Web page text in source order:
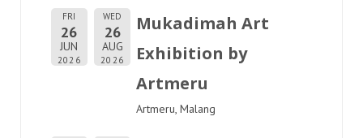
FRI
26
JUN
2026
WED
26
AUG
2026
Mukadimah Art
Exhibition by
Artmeru
Artmeru, Malang